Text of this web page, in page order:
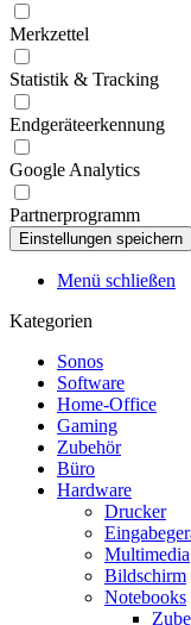
Merkzettel
Statistik & Tracking
Endgeräteerkennung
Google Analytics
Partnerprogramm
Menü schließen
Kategorien
Sonos
Software
Home-Office
Gaming
Zubehör
Büro
Hardware
Drucker
Multimedia
Bildschirm
Notebooks